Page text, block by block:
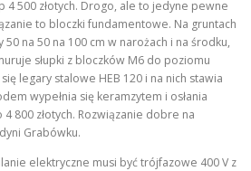
4 500 złotych. Drogo, ale to jedyne pewne
to bloczki fundamentowe. Na gruntach
na 50 na 100 cm w narożach i na środku,
słupki z bloczków M6 do poziomu
legary stalowe HEB 120 i na nich stawia
wypełnia się keramzytem i osłania
800 złotych. Rozwiązanie dobre na
Grabówku.
elektryczne musi być trójfazowe 400 V z